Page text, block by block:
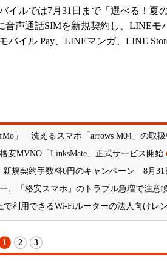
ルでは7月31日まで「選べる！夏
音声通話SIMを新規契約し、LINEモ
バイル Pay、LINEマンガ、LINE
」 洗えるスマホ「arrows M04」の取
安MVNO「LinksMate」正式サービス開始
新規契約手数料0円のキャンペーン 8月31
、「格安スマホ」のトラブル急増で注意
で利用できるWi-Fiルーターの法人向けレ
1 2 3